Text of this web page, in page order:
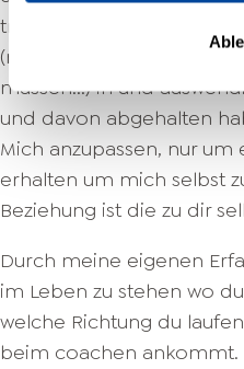
trägst. Ich selbst kenne
(nicht gut genug zu sein,
müssen...) in und
und davon abgehalten
Mich anzupassen, nur
erhalten um mich selbst
Beziehung ist die zu dir
Durch meine eigenen
im Leben zu stehen wo
welche Richtung du
beim coachen